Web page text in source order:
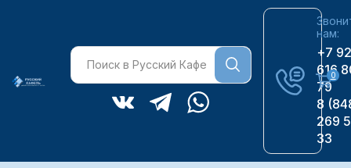
нам:
+7
616
79
8
269
33
0